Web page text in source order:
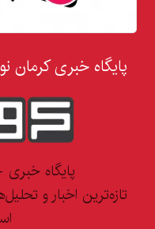
پایگاه خبری کرمان نو
پایگاه
تازه‌ترین اخبار و